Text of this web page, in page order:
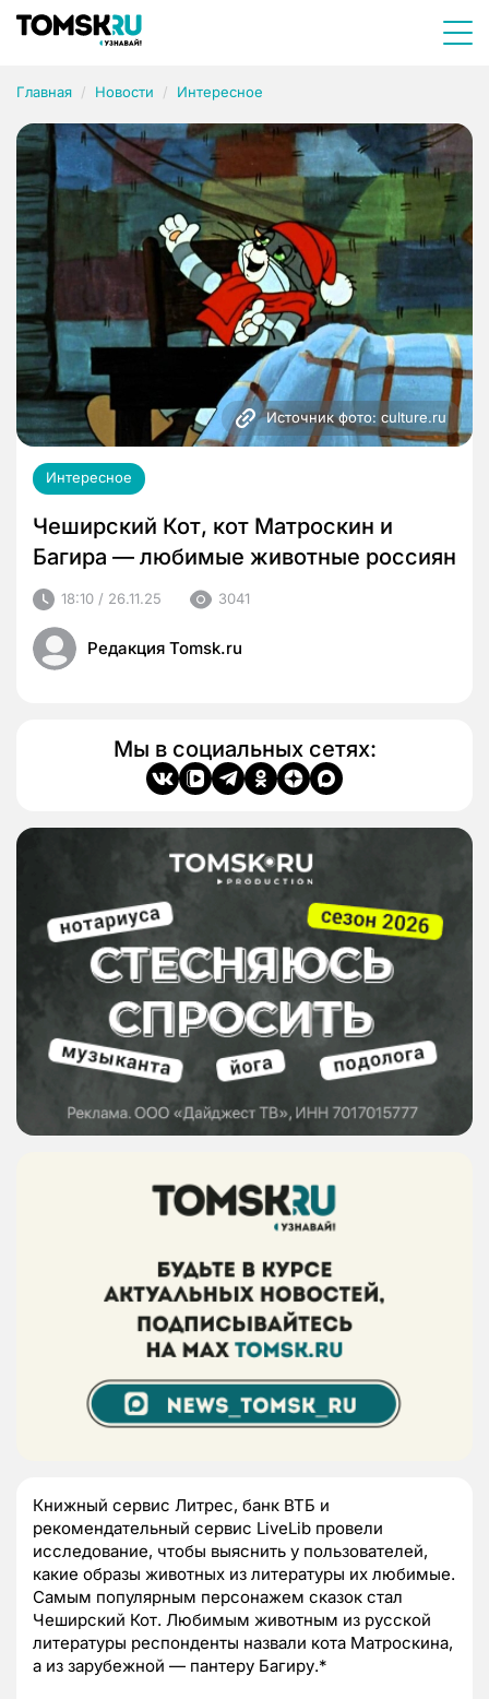
Главная Новости Интересное
Источник фото: culture.ru
Интересное
Чеширский Кот, кот Матроскин и
Багира — любимые животные россиян
18:10 / 26.11.25 3041
Редакция Tomsk.ru
Мы в социальных сетях:
Книжный сервис Литрес, банк ВТБ и
рекомендательный сервис LiveLib провели
исследование, чтобы выяснить у пользователей,
какие образы животных из литературы их любимые.
Самым популярным персонажем сказок стал
Чеширский Кот. Любимым животным из русской
литературы респонденты назвали кота Матроскина,
а из зарубежной — пантеру Багиру.*